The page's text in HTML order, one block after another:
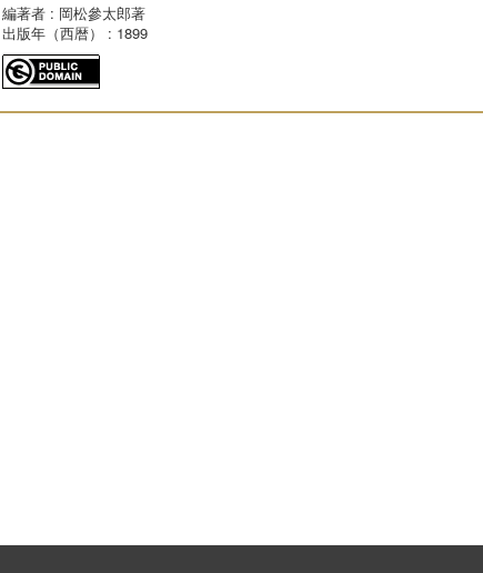
編著者: 岡松參太郎著
出版年（西暦）
: 1899